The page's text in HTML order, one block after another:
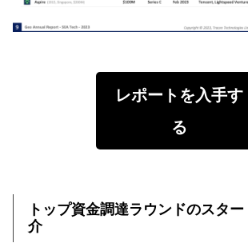
レポートを入手す
る
トップ資金調達ラウンドのスタ
介